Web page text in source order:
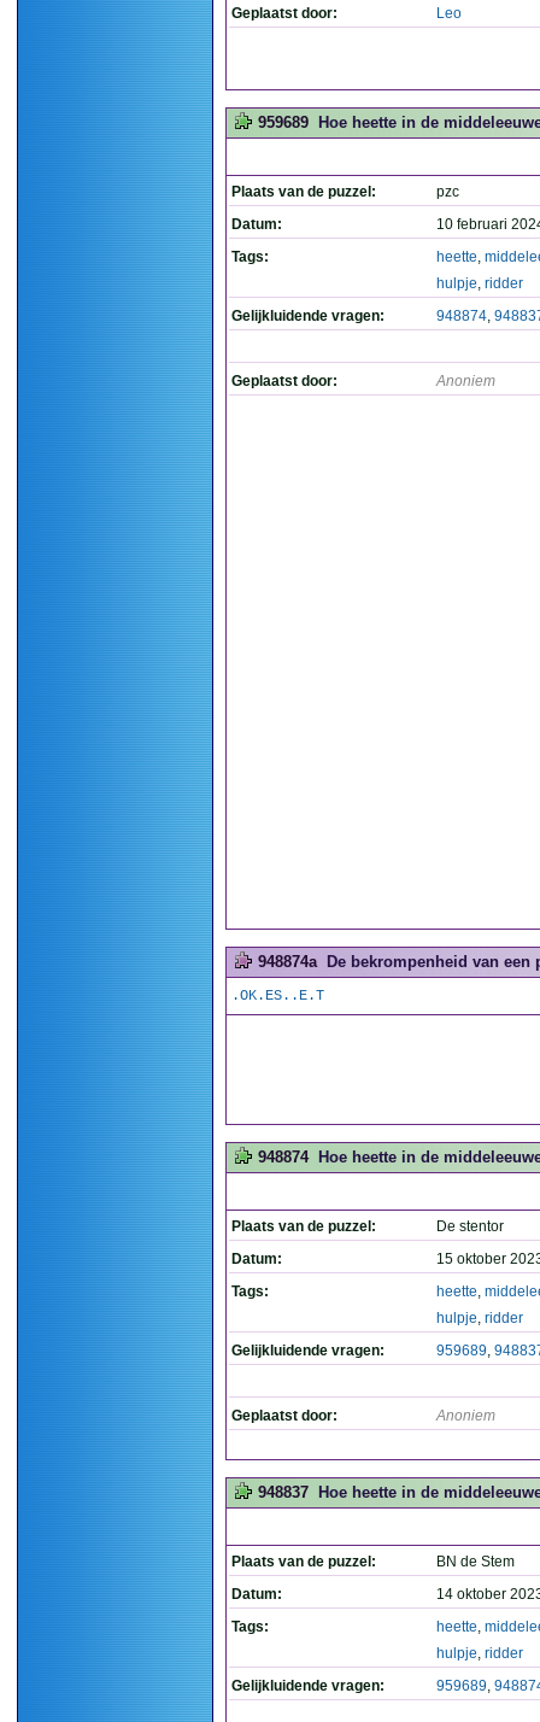
Geplaatst door: Leo
959689 Hoe heette in de
Plaats van de puzzel:
pzc
Datum:
10 februari
Tags:
heette,
hulpje, ridder
Gelijkluidende vragen:
948874,
Geplaatst door: Anoniem
948874a De bekrompenheid van een
.OK.ES..E.T
948874 Hoe heette in de
Plaats van de puzzel:
De stentor
Datum:
15 oktober
Tags:
heette,
hulpje, ridder
Gelijkluidende vragen:
959689,
Geplaatst door: Anoniem
948837 Hoe heette in de
Plaats van de puzzel:
BN de Stem
Datum:
14 oktober
Tags:
heette,
hulpje, ridder
Gelijkluidende vragen:
959689,